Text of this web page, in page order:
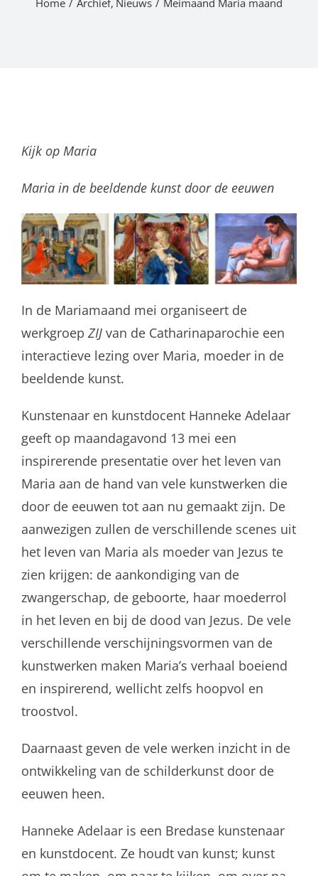
Home Archief Nieuws Meimaand Maria maand
Kijk op Maria
Maria in de beeldende kunst door de eeuwen
In de Mariamaand mei organiseert de
werkgroep ZIJvan de Catharinaparochie een
interactieve lezing over Maria, moeder in de
beeldende kunst.
Kunstenaar en kunstdocent Hanneke Adelaar
geeft op maandagavond 13 mei een
inspirerende presentatie over het leven van
Maria aan de hand van vele kunstwerken die
door de eeuwen tot aan nu gemaakt zijn. De
aanwezigen zullen de verschillende scenes uit
het leven van Maria als moeder van Jezus te
zien krijgen: de aankondiging van de
zwangerschap, de geboorte, haar moederrol
in het leven en bij de dood van Jezus. De vele
verschillende verschijningsvormen van de
kunstwerken maken Maria’s verhaal boeiend
en inspirerend, wellicht zelfs hoopvol en
troostvol.
Daarnaast geven de vele werken inzicht in de
ontwikkeling van de schilderkunst door de
eeuwen heen.
Hanneke Adelaar is een Bredase kunstenaar
en kunstdocent. Ze houdt van kunst; kunst